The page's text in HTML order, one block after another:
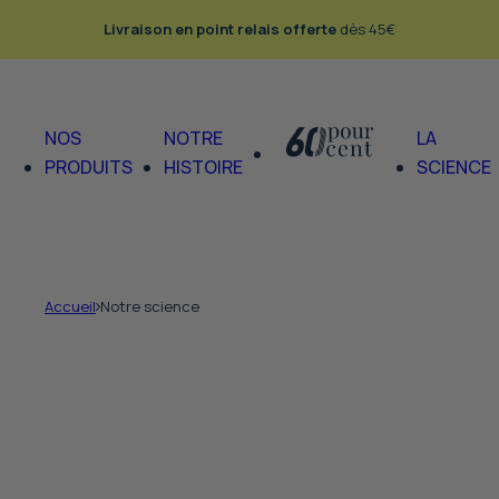
Livraison en point relais offerte dès 45€
NOS
PRODUITS
NOTRE
HISTOIRE
LA
SCIENCE
Accueil Notre science